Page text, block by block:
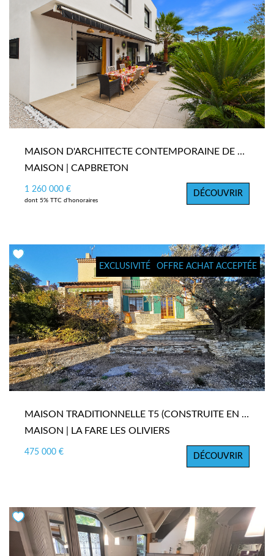
MAISON D'ARCHITECTE CONTEMPORAINE DE 157 M² AU CALME ET À 5 MINUTES EN VÉLO DES PLAGES
MAISON | CAPBRETON
1 260 000 €
dont 5% TTC d'honoraires
DÉCOUVRIR
EXCLUSIVITÉ OFFRE ACHAT ACCEPTÉE
MAISON TRADITIONNELLE T5 (CONSTRUITE EN 1973) DE 138 M² SUR UN TERRAIN DE 1 003 M2
MAISON | LA FARE LES OLIVIERS
475 000 € DÉCOUVRIR